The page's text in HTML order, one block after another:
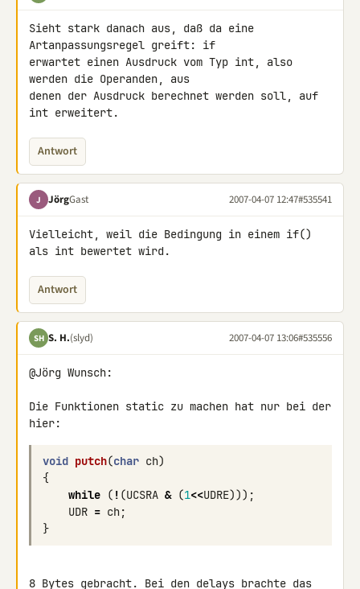
Sieht stark danach aus, daß da eine
Artanpassungsregel greift: if
erwartet einen Ausdruck vom Typ int, also
werden die Operanden, aus
denen der Ausdruck berechnet werden soll, auf
int erweitert.
Antwort
J JörgGast 2007-04-07 12:47#535541
Vielleicht, weil die Bedingung in einem if()
als int bewertet wird.
Antwort
SH S. H.(slyd) 2007-04-07 13:06#535556
@Jörg Wunsch:
Die Funktionen static zu machen hat nur bei der
hier:
void putch(char ch)
{
while ( ! (UCSRA & (1<<UDRE)));
UDR = ch;
}
8 Bytes gebracht. Bei den delays brachte das